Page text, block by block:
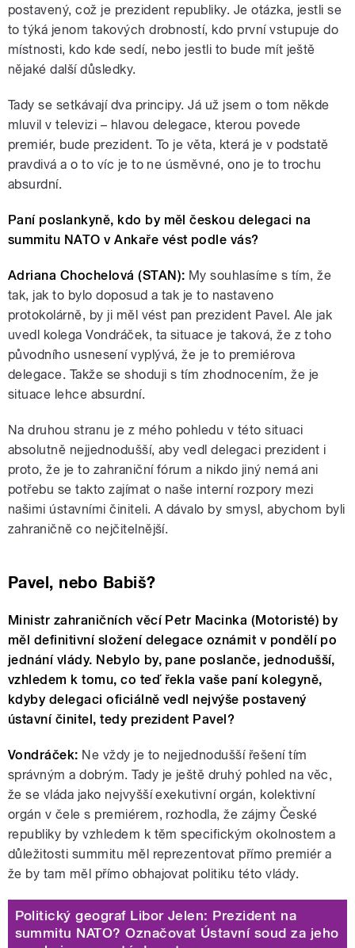
postavený, což je prezident republiky. Je otázka, jestli se
to týká jenom takových drobností, kdo první vstupuje do
místnosti, kdo kde sedí, nebo jestli to bude mít ještě
nějaké další důsledky.
Tady se setkávají dva principy. Já už jsem o tom někde
mluvil v televizi – hlavou delegace, kterou povede
premiér, bude prezident. To je věta, která je v podstatě
pravdivá a o to víc je to ne úsměvné, ono je to trochu
absurdní.
Paní poslankyně, kdo by měl českou delegaci na
summitu NATO v Ankaře vést podle vás?
Adriana Chochelová (STAN): My souhlasíme s tím, že
tak, jak to bylo doposud a tak je to nastaveno
protokolárně, by ji měl vést pan prezident Pavel. Ale jak
uvedl kolega Vondráček, ta situace je taková, že z toho
původního usnesení vyplývá, že je to premiérova
delegace. Takže se shoduji s tím zhodnocením, že je
situace lehce absurdní.
Na druhou stranu je z mého pohledu v této situaci
absolutně nejjednodušší, aby vedl delegaci prezident i
proto, že je to zahraniční fórum a nikdo jiný nemá ani
potřebu se takto zajímat o naše interní rozpory mezi
našimi ústavními činiteli. A dávalo by smysl, abychom byli
zahraničně co nejčitelnější.
Pavel, nebo Babiš?
Ministr zahraničních věcí Petr Macinka (Motoristé) by
měl definitivní složení delegace oznámit v pondělí po
jednání vlády. Nebylo by, pane poslanče, jednodušší,
vzhledem k tomu, co teď řekla vaše paní kolegyně,
kdyby delegaci oficiálně vedl nejvýše postavený
ústavní činitel, tedy prezident Pavel?
Vondráček: Ne vždy je to nejjednodušší řešení tím
správným a dobrým. Tady je ještě druhý pohled na věc,
že se vláda jako nejvyšší exekutivní orgán, kolektivní
orgán v čele s premiérem, rozhodla, že zájmy České
republiky by vzhledem k těm specifickým okolnostem a
důležitosti summitu měl reprezentovat přímo premiér a
že by tam měl přímo obhajovat politiku této vlády.
Politický geograf Libor Jelen: Prezident na
summitu NATO? Označovat Ústavní soud za jeho